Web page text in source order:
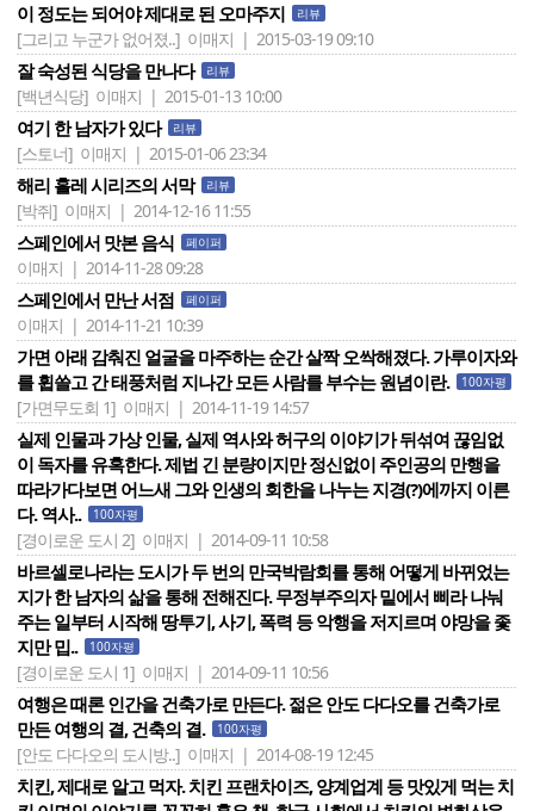
이 정도는 되어야 제대로 된 오마주지 리뷰
[그리고 누군가 없어졌..] 이매지 | 2015-03-19 09:10
잘 숙성된 식당을 만나다 리뷰
[백년식당] 이매지 | 2015-01-13 10:00
여기 한 남자가 있다 리뷰
[스토너] 이매지 | 2015-01-06 23:34
해리 홀레 시리즈의 서막 리뷰
[박쥐] 이매지 | 2014-12-16 11:55
스페인에서 맛본 음식 페이퍼
이매지 | 2014-11-28 09:28
스페인에서 만난 서점 페이퍼
이매지 | 2014-11-21 10:39
가면 아래 감춰진 얼굴을 마주하는 순간 살짝 오싹해졌다. 가루이자와
를 휩쓸고 간 태풍처럼 지나간 모든 사람를 부수는 원념이란.
100자평
[가면무도회 1] 이매지 | 2014-11-19 14:57
실제 인물과 가상 인물, 실제 역사와 허구의 이야기가 뒤섞여 끊임없
이 독자를 유혹한다. 제법 긴 분량이지만 정신없이 주인공의 만행을
따라가다보면 어느새 그와 인생의 회한을 나누는 지경(?)에까지 이른
다. 역사..
100자평
[경이로운 도시 2] 이매지 | 2014-09-11 10:58
바르셀로나라는 도시가 두 번의 만국박람회를 통해 어떻게 바뀌었는
지가 한 남자의 삶을 통해 전해진다. 무정부주의자 밑에서 삐라 나눠
주는 일부터 시작해 땅투기, 사기, 폭력 등 악행을 저지르며 야망을 좇
지만 밉..
100자평
[경이로운 도시 1] 이매지 | 2014-09-11 10:56
여행은 때론 인간을 건축가로 만든다. 젊은 안도 다다오를 건축가로
만든 여행의 결, 건축의 결.
100자평
[안도 다다오의 도시방..] 이매지 | 2014-08-19 12:45
치킨, 제대로 알고 먹자. 치킨 프랜차이즈, 양계업계 등 맛있게 먹는 치